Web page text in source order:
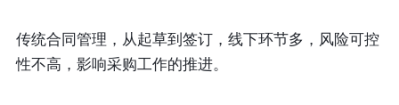
传统合同管理，从起草到签订，线下环节多，风险可控
性不高，影响采购工作的推进。